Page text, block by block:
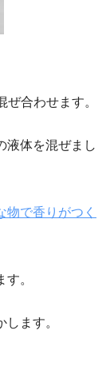
ぜ合わせます。
液体を混ぜまし
物で香りがつく
。
ます。